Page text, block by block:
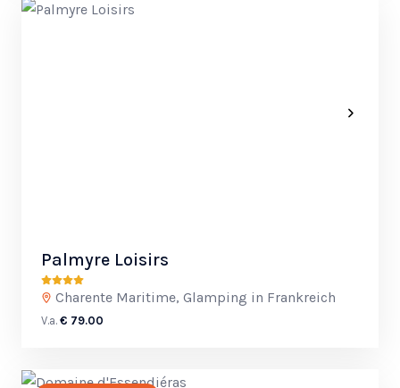
Palmyre Loisirs
Charente Maritime, Glamping in Frankreich
V.a. € 79.00